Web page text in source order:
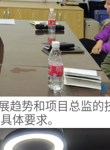
趋势和项目总监的
体要求。